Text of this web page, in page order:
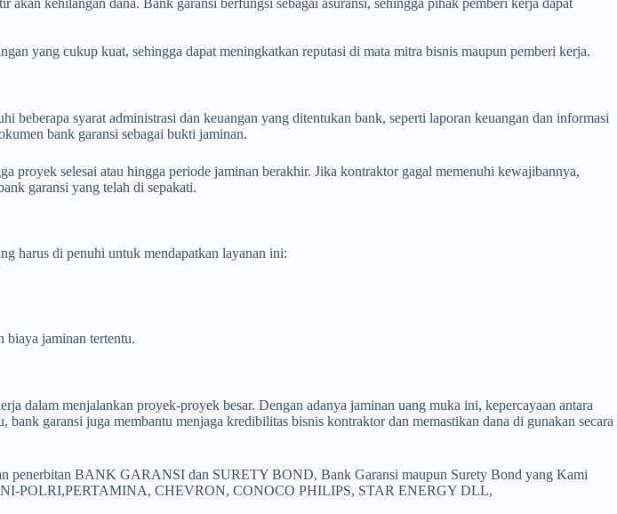
yang cukup kuat, sehingga dapat meningkatkan reputasi di mata mitra bisnis maupun pemberi kerja.
syarat administrasi dan keuangan yang ditentukan bank, seperti laporan keuangan dan informasi
bank garansi sebagai bukti jaminan.
proyek selesai atau hingga periode jaminan berakhir. Jika kontraktor gagal memenuhi kewajibannya,
garansi yang telah di sepakati.
harus di penuhi untuk mendapatkan layanan ini:
biaya jaminan tertentu.
dalam menjalankan proyek-proyek besar. Dengan adanya jaminan uang muka ini, kepercayaan antara
garansi juga membantu menjaga kredibilitas bisnis kontraktor dan memastikan dana di gunakan secara
penerbitan BANK GARANSI dan SURETY BOND, Bank Garansi maupun Surety Bond yang Kami
POLRI,PERTAMINA, CHEVRON, CONOCO PHILIPS, STAR ENERGY DLL,